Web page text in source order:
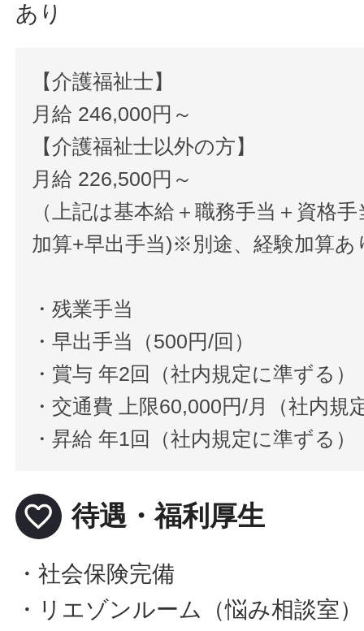
あり
【介護福祉士】
月給 246,000円～
【介護福祉士以外の方】
月給 226,500円～
（上記は基本給＋職務手当＋資格
加算+早出手当)※別途、経験加算あ
・残業手当
・早出手当（500円/回）
・賞与 年2回（社内規定に準ずる）
・交通費 上限60,000円/月（社内規
・昇給 年1回（社内規定に準ずる）
favorite_border 待遇・福利厚生
・社会保険完備
・リエゾンルーム（悩み相談室